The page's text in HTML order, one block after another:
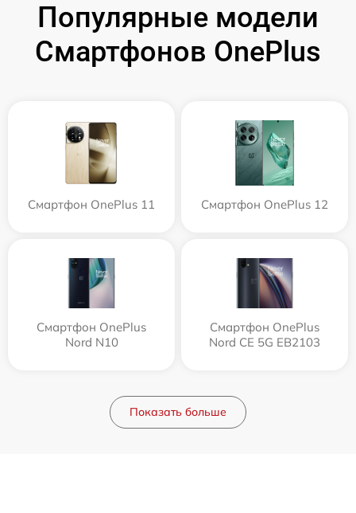
Популярные модели
Смартфонов OnePlus
Смартфон OnePlus 11 Смартфон OnePlus 12
Смартфон OnePlus
Nord N10
Смартфон OnePlus
Nord CE 5G EB2103
Показать больше